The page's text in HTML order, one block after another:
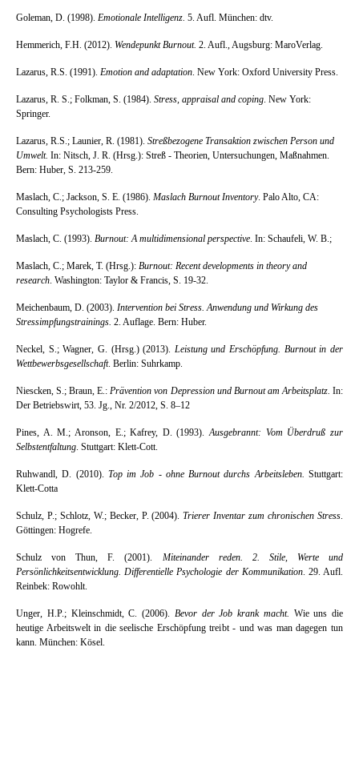
Goleman, D. (1998). Emotionale Intelligenz. 5. Aufl. München: dtv.
Hemmerich, F.H. (2012). Wendepunkt Burnout. 2. Aufl., Augsburg: MaroVerlag.
Lazarus, R.S. (1991). Emotion and adaptation. New York: Oxford University Press.
Lazarus, R. S.; Folkman, S. (1984). Stress, appraisal and coping. New York:
Springer.
Lazarus, R.S.; Launier, R. (1981). Streßbezogene Transaktion zwischen Person und
Umwelt. In: Nitsch, J. R. (Hrsg.): Streß - Theorien, Untersuchungen, Maßnahmen.
Bern: Huber, S. 213-259.
Maslach, C.; Jackson, S. E. (1986). Maslach Burnout Inventory. Palo Alto, CA:
Consulting Psychologists Press.
Maslach, C. (1993). Burnout: A multidimensional perspective. In: Schaufeli, W. B.;
Maslach, C.; Marek, T. (Hrsg.): Burnout: Recent developments in theory and
research. Washington: Taylor & Francis, S. 19-32.
Meichenbaum, D. (2003). Intervention bei Stress. Anwendung und Wirkung des
Stressimpfungstrainings. 2. Auflage. Bern: Huber.
Neckel, S.; Wagner, G. (Hrsg.) (2013). Leistung und Erschöpfung. Burnout in der
Wettbewerbsgesellschaft. Berlin: Suhrkamp.
Niescken, S.; Braun, E.:Prävention von Depression und Burnout am Arbeitsplatz. In:
Der Betriebswirt, 53. Jg., Nr. 2/2012, S. 8–12
Pines, A. M.; Aronson, E.; Kafrey, D. (1993). Ausgebrannt: Vom Überdruß zur
Selbstentfaltung. Stuttgart: Klett-Cott.
Ruhwandl, D. (2010). Top im Job - ohne Burnout durchs Arbeitsleben.Stuttgart:
Klett-Cotta
Schulz, P.; Schlotz, W.; Becker, P. (2004).Trierer Inventar zum chronischen Stress.
Göttingen: Hogrefe.
Schulz von Thun, F. (2001). Miteinander reden. 2. Stile, Werte und
Persönlichkeitsentwicklung. Differentielle Psychologie der Kommunikation. 29. Aufl.
Reinbek: Rowohlt.
Unger, H.P.; Kleinschmidt, C. (2006). Bevor der Job krank macht. Wie uns die
heutige Arbeitswelt in die seelische Erschöpfung treibt - und was man dagegen tun
kann. München: Kösel.